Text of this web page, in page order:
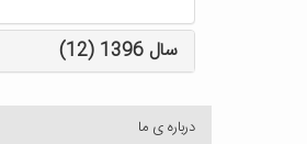
سال 1396 (12)
درباره ی ما